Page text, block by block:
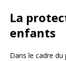
La
enfants
Dans le cadre